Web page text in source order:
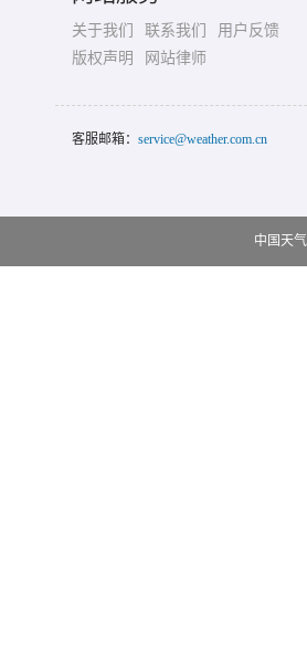
关于我们 联系我们
用户反馈
版权声明
网站律师
客服邮箱： service@weather.com.cn
中国天